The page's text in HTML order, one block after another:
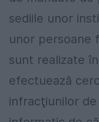
sediile unor
unor persoane
sunt realizate
efectuează
infracţiunilor